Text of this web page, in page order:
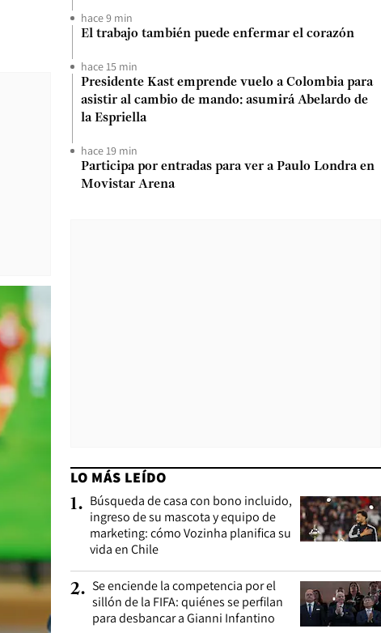
hace 9 min
El trabajo también puede enfermar el corazón
hace 15 min
Presidente Kast emprende vuelo a Colombia para
asistir al cambio de mando: asumirá Abelardo de
la Espriella
hace 19 min
Participa por entradas para ver a Paulo Londra en
Movistar Arena
LO MÁS LEÍDO
1. Búsqueda de casa con bono incluido,
ingreso de su mascota y equipo de
marketing: cómo Vozinha planifica su
vida en Chile
2. Se enciende la competencia por el
sillón de la FIFA: quiénes se perfilan
para desbancar a Gianni Infantino